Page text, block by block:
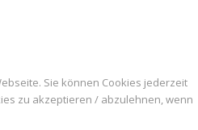
Sie können Cookies jederzeit
zu akzeptieren / abzulehnen, wenn